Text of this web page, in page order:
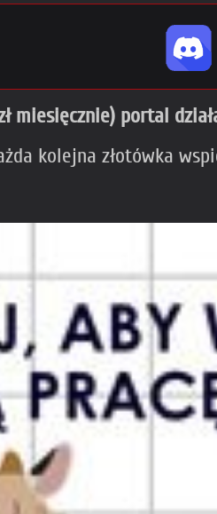
miesięcznie) portal
kolejna złotówka